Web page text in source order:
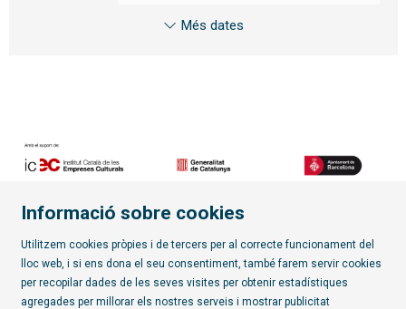
Més dates
Diapositiva 2 de 7
Subscriu-te al butlletí
Informació sobre cookies
Utilitzem cookies pròpies i de tercers per al correcte funcionament del
lloc web, i si ens dona el seu consentiment, també farem servir cookies
per recopilar dades de les seves visites per obtenir estadístiques
agregades per millorar els nostres serveis i mostrar publicitat